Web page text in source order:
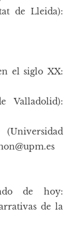
de Lleida):
el siglo XX:
Valladolid):
de hoy:
de la